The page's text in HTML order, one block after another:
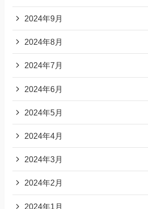
2024年9月
2024年8月
2024年7月
2024年6月
2024年5月
2024年4月
2024年3月
2024年2月
2024年1月